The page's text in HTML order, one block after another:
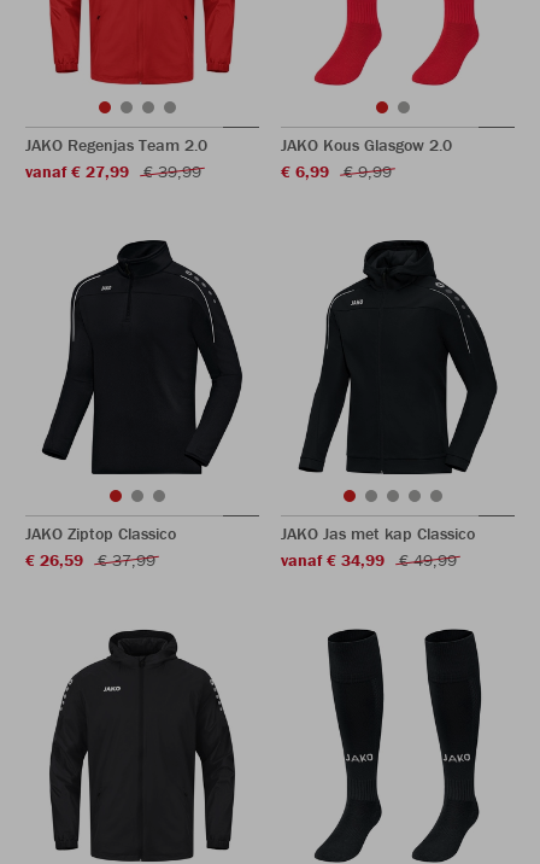
JAKO Regenjas Team 2.0
vanaf € 27,99
€ 39,99
JAKO Kous Glasgow 2.0
€ 6,99
€ 9,99
JAKO Ziptop Classico
€ 26,59
€ 37,99
JAKO Jas met kap Classico
vanaf € 34,99
€ 49,99